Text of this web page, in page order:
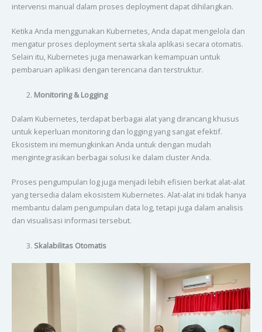
intervensi manual dalam proses deployment dapat dihilangkan.
Ketika Anda menggunakan Kubernetes, Anda dapat mengelola dan
mengatur proses deployment serta skala aplikasi secara otomatis.
Selain itu, Kubernetes juga menawarkan kemampuan untuk
pembaruan aplikasi dengan terencana dan terstruktur.
Monitoring & Logging
Dalam Kubernetes, terdapat berbagai alat yang dirancang khusus
untuk keperluan monitoring dan logging yang sangat efektif.
Ekosistem ini memungkinkan Anda untuk dengan mudah
mengintegrasikan berbagai solusi ke dalam cluster Anda.
Proses pengumpulan log juga menjadi lebih efisien berkat alat-alat
yang tersedia dalam ekosistem Kubernetes. Alat-alat ini tidak hanya
membantu dalam pengumpulan data log, tetapi juga dalam analisis
dan visualisasi informasi tersebut.
Skalabilitas Otomatis